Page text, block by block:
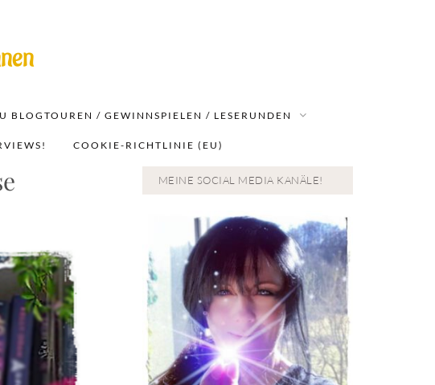
BLOGTOUREN / GEWINNSPIELEN / LESERUNDEN
COOKIE-RICHTLINIE (EU)
MEINE SOCIAL MEDIA KANÄLE!